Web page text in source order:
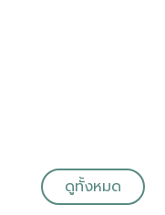
ดูทั้งหมด